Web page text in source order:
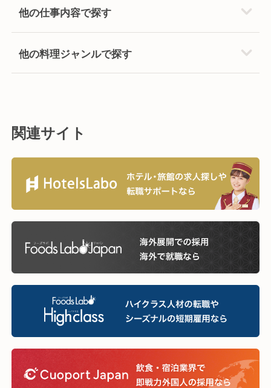
他の仕事内容で探す
他の料理ジャンルで探す
関連サイト